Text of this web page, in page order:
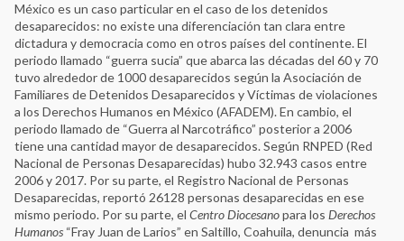
México es un caso particular en el caso de los detenidos
desaparecidos: no existe una diferenciación tan clara entre
dictadura y democracia como en otros países del continente. El
periodo llamado “guerra sucia” que abarca las décadas del 60 y 70
tuvo alrededor de 1000 desaparecidos según la Asociación de
Familiares de Detenidos Desaparecidos y Víctimas de violaciones
a los Derechos Humanos en México (AFADEM). En cambio, el
periodo llamado de “Guerra al Narcotráfico” posterior a 2006
tiene una cantidad mayor de desaparecidos. Según RNPED (Red
Nacional de Personas Desaparecidas) hubo 32.943 casos entre
2006 y 2017. Por su parte, el Registro Nacional de Personas
Desaparecidas, reportó 26128 personas desaparecidas en ese
mismo periodo. Por su parte, el Centro Diocesanopara los Derechos
Humanos “Fray Juan de Larios” en Saltillo, Coahuila, denuncia más